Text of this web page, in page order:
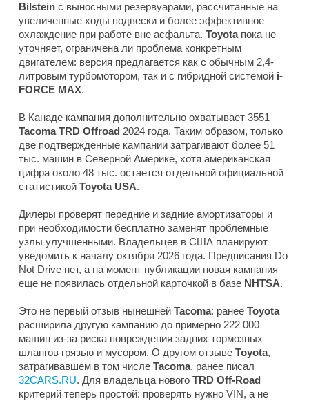
Bilstein с выносными резервуарами, рассчитанные на
увеличенные ходы подвески и более эффективное
охлаждение при работе вне асфальта. Toyotaпока не
уточняет, ограничена ли проблема конкретным
двигателем: версия предлагается как с обычным 2,4-
литровым турбомотором, так и с гибридной системой i-
FORCE MAX.
В Канаде кампания дополнительно охватывает 3551
Tacoma TRD Offroad 2024 года. Таким образом, только
две подтвержденные кампании затрагивают более 51
тыс. машин в Северной Америке, хотя американская
цифра около 48 тыс. остается отдельной официальной
статистикой Toyota USA.
Дилеры проверят передние и задние амортизаторы и
при необходимости бесплатно заменят проблемные
узлы улучшенными. Владельцев в США планируют
уведомить к началу октября 2026 года. Предписания Do
Not Drive нет, а на момент публикации новая кампания
еще не появилась отдельной карточкой в базе NHTSA.
Это не первый отзыв нынешней Tacoma: ранее Toyota
расширила другую кампанию до примерно 222 000
машин из-за риска повреждения задних тормозных
шлангов грязью и мусором. О другом отзыве Toyota,
затрагивавшем в том числе Tacoma, ранее писал
32CARS.RU. Для владельца нового TRD Off-Road
критерий теперь простой: проверять нужно VIN, а не